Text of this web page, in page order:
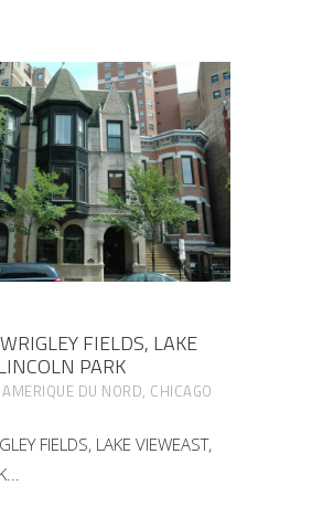
FIELDS, LAKE
PARK
AMERIQUE DU NORD, CHICAGO
FIELDS, LAKE VIEWEAST,